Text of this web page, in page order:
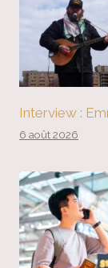
Interview :
6 août 2026